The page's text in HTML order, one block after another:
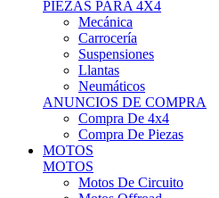
PIEZAS PARA 4X4
Mecánica
Carrocería
Suspensiones
Llantas
Neumáticos
ANUNCIOS DE COMPRA
Compra De 4x4
Compra De Piezas
MOTOS
MOTOS
Motos De Circuito